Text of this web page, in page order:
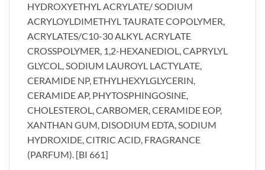
HYDROXYETHYL ACRYLATE/ SODIUM
ACRYLOYLDIMETHYL TAURATE COPOLYMER,
ACRYLATES/C10-30 ALKYL ACRYLATE
CROSSPOLYMER, 1,2-HEXANEDIOL, CAPRYLYL
GLYCOL, SODIUM LAUROYL LACTYLATE,
CERAMIDE NP, ETHYLHEXYLGLYCERIN,
CERAMIDE AP, PHYTOSPHINGOSINE,
CHOLESTEROL, CARBOMER, CERAMIDE EOP,
XANTHAN GUM, DISODIUM EDTA, SODIUM
HYDROXIDE, CITRIC ACID, FRAGRANCE
(PARFUM). [BI 661]